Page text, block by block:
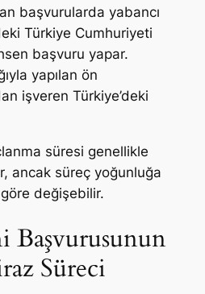
başvurularda yabancı
Türkiye Cumhuriyeti
başvuru yapar.
yapılan ön
işveren Türkiye’deki
süresi genellikle
ancak süreç yoğunluğa
değişebilir.
Başvurusunun
Süreci